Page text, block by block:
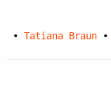
• Tatiana Braun •